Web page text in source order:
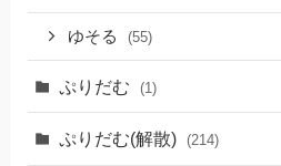
ゆそる (55)
ぷりだむ (1)
ぷりだむ(解散) (214)